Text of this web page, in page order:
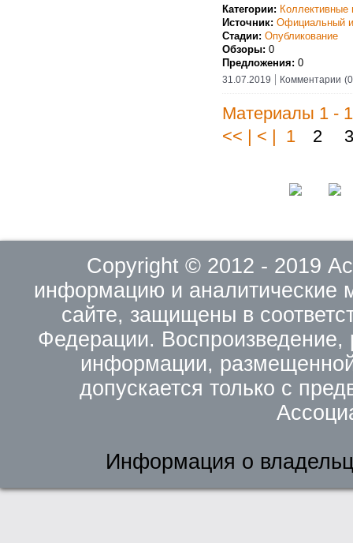
Категории: Коллективные
Источник: Официальный
Стадии: Опубликование
Обзоры: 0
Предложения: 0
31.07.2019 Комментарии
Материалы 1 -
<< | < | 1
2 3
Copyright © 2012 - 2019
информацию и
сайте, защищены в
Федерации. Воспроизведение,
информации,
допускается только с
Информация о